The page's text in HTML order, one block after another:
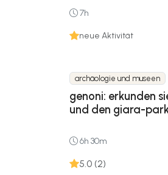
7h
neue Aktivität
archäologie und museen
genoni: erkunden
und den giara-
6h 30m
5.0 (2)